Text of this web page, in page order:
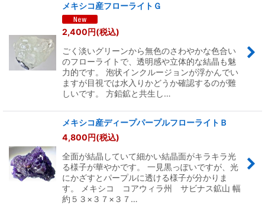
メキシコ産フローライトＧ
2,400円(税込)
ごく淡いグリーンから無色のさわやかな色合い
のフローライトで、透明感や立体的な結晶も魅
力的です。 泡状インクルージョンが浮かんでい
ますが目視では水入りかどうか確認するのが難
しいです。 方鉛鉱と共生し…
メキシコ産ディープパープルフローライトＢ
4,800円(税込)
全面が結晶していて細かい結晶面がキラキラ光
る様子が華やかです。 一見黒っぽいですが、光
にかざすとパープルに透ける様子が分かりま
す。 メキシコ コアウィラ州 サビナス鉱山 幅
約５３×３７×３７…